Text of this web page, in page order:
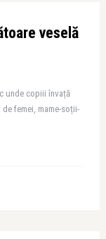
veselă
unde copiii învață
femei, mame-soții-